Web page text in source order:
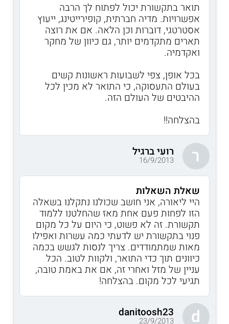
תואר בתקשורת יכול לפתוח לך הרבה
אפשרויות. מדיה חברתית, קופירייטינג, ייעוץ
אסטרטגי, דוברות וכן הלאה. אם את רוצה
תארים מתקדמים יותר, גם כיוון של מחקר
ואקדמיה.
בכל אופן, צפי לשבועות ראשונות קשים
בעולם התעסוקה, כי התואר לא מכין לכל
ההיבטים של העולם הזה.
בהצלחה!!
ר רועי ברגיל
16/9/2013
שאלת השאלות
היי ליאורה, אני חושב שכולנו נתקלנו בשאלה
הזו לפחות פעם אחת מאז שהחלטנו ללמוד
תקשורת. זה לא פשוט, כי היום על כל מקום
פנוי בתקשורת יש לדעתי כמה עשרות ואפילו
מאות שמתמודדים. צריך לנסות לגשש בכמה
כיוונים תוך כדי התואר, ולקוות לטוב. הכל
עניין של מזל ואחרי זה, אם את באמת טובה,
תגיעי לכל מקום. בהצלחה!
d
danitoosh23
23/9/2013